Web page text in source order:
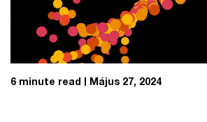
6 minute read Május 27, 2024